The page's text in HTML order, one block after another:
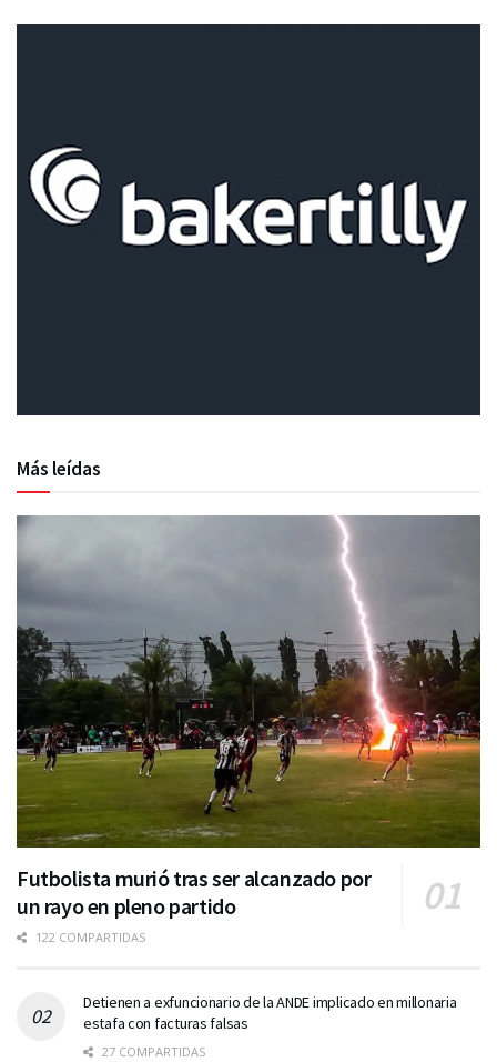
Más leídas
Futbolista murió tras ser alcanzado por
un rayo en pleno partido
122 COMPARTIDAS
Detienen a exfuncionario de la ANDE implicado en millonaria
estafa con facturas falsas
27 COMPARTIDAS